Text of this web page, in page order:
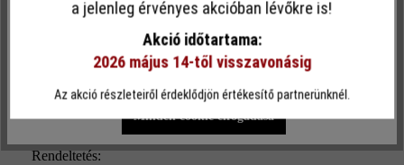
Terméktípus:
Rendeltetés:
funkcionalitást kínálja Önnek...További információ
Csak funkcionális cookie elfogadása
Minden cookie elfogadása
a jelenleg érvényes akcióban lévőkre is!
Akció időtartama:
2026 május 14-től visszavonásig
Az akció részleteiről érdeklődjön értékesítő partnerünknél.